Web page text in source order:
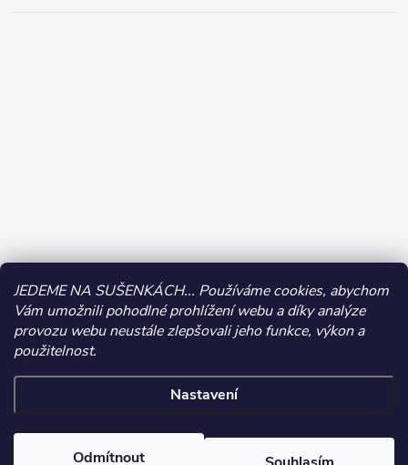
JEDEME NA SUŠENKÁCH... Používáme cookies, abychom
Vám umožnili pohodlné prohlížení webu a díky analýze
provozu webu neustále zlepšovali jeho funkce, výkon a
použitelnost.
Nastavení
Odmítnout
CALIPO | Tvoření a dárky. Všechna práva vyhrazena.